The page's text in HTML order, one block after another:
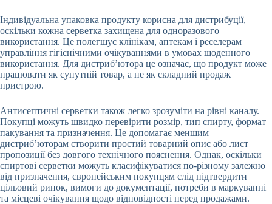
Індивідуальна упаковка продукту корисна для дистрибуції,
оскільки кожна серветка захищена для одноразового
використання. Це полегшує клінікам, аптекам і реселерам
управління гігієнічними очікуваннями в умовах щоденного
використання. Для дистриб’ютора це означає, що продукт може
працювати як супутній товар, а не як складний продаж
пристрою.
Антисептичні серветки також легко зрозуміти на рівні каналу.
Покупці можуть швидко перевірити розмір, тип спирту, формат
пакування та призначення. Це допомагає меншим
дистриб’юторам створити простий товарний опис або лист
пропозиції без довгого технічного пояснення. Однак, оскільки
спиртові серветки можуть класифікуватися по-різному залежно
від призначення, європейським покупцям слід підтвердити
цільовий ринок, вимоги до документації, потреби в маркуванні
та місцеві очікування щодо відповідності перед продажами.